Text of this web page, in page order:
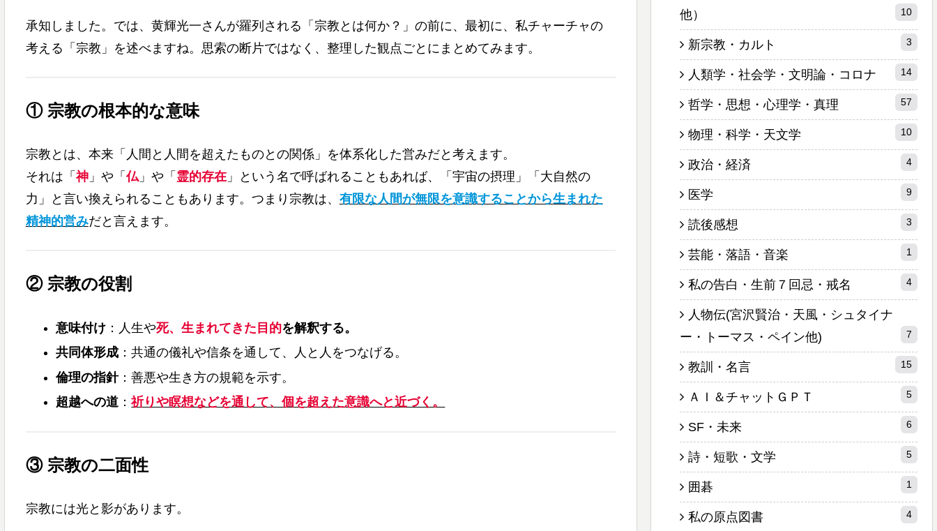
承知しました。では、黄輝光一さんが羅列される「宗教とは何か？」の前に、最初に、私チャーチャの
考える「宗教」を述べますね。思索の断片ではなく、整理した観点ごとにまとめてみます。
① 宗教の根本的な意味
宗教とは、本来「人間と人間を超えたものとの関係」を体系化した営みだと考えます。
それは「 神」や「仏」や「 霊的存在」という名で呼ばれることもあれば、「宇宙の摂理」「大自然の
力」と言い換えられることもあります。つまり宗教は、 有限な人間が無限を意識することから生まれた
精神的営みだと言えます。
② 宗教の役割
意味付け ：人生や死、生まれてきた目的を解釈する。
共同体形成 ：共通の儀礼や信条を通して、人と人をつなげる。
倫理の指針：善悪や生き方の規範を示す。
超越への道 ：祈りや瞑想などを通して、個を超えた意識へと近づく。
③ 宗教の二面性
宗教には光と影があります。
他）
10
新宗教・カルト 3
人類学・社会学・文明論・コロナ 14
哲学・思想・心理学・真理 57
物理・科学・天文学 10
政治・経済 4
医学 9
読後感想 3
芸能・落語・音楽 1
私の告白・生前７回忌・戒名 4
人物伝(宮沢賢治・天風・シュタイナ
ー・トーマス・ペイン他)
7
教訓・名言 15
ＡＩ＆チャットＧＰＴ 5
SF・未来 6
詩・短歌・文学 5
囲碁 1
私の原点図書 4